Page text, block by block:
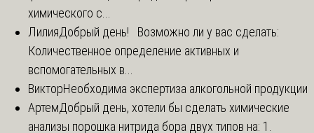
химического с...
ЛилияДобрый день! Возможно ли у вас сделать:
Количественное определение активных и
вспомогательных в...
ВикторНеобходима экспертиза алкогольной продукции
АртемДобрый день, хотели бы сделать химические
анализы порошка нитрида бора двух типов на: 1.